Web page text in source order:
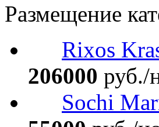
Размещение
Rixos
206000 руб./
Sochi